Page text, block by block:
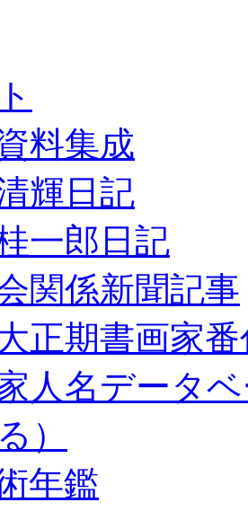
料集成
輝日記
一郎日記
関係新聞記事
正期書画家
人名データ
）
年鑑